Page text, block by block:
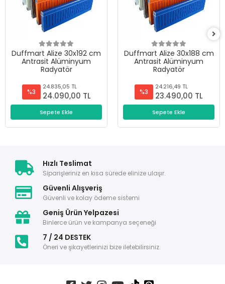
Duffmart Alize 30x192 cm
Antrasit Alüminyum
Radyatör
%3
24.835,05 TL
24.090,00 TL
Sepete Ekle
Duffmart Alize 30x188 cm
Antrasit Alüminyum
Radyatör
%3
24.216,49 TL
23.490,00 TL
Sepete Ekle
Hızlı Teslimat
Siparişleriniz en kısa sürede elinize ulaşır.
Güvenli Alışveriş
Güvenli ve kolay ödeme sistemi
Geniş Ürün Yelpazesi
Binlerce ürün ve kampanya seçeneği
7 / 24 DESTEK
Öneri ve şikayetlerinizi bize iletebilirsiniz.